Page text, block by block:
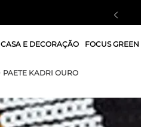
CASA E DECORAÇÃO FOCUS GREEN
PAETE KADRI OURO